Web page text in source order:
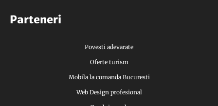
Parteneri
Povesti adevarate
Oferte turism
Mobila la comanda Bucuresti
Web Design profesional